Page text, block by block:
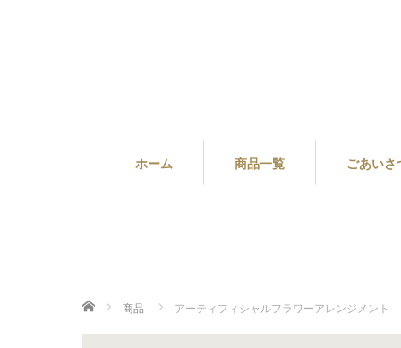
ホーム 商品一覧 ごあいさ
ホーム 商品 アーティフィシャルフラワーアレンジメント